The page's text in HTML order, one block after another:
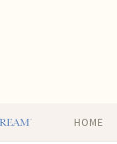
HOME